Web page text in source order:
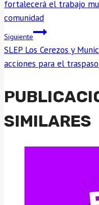
ENTRADAS
fortalecerá el trabajo
comunidad
Siguiente
SLEP Los Cerezos y
acciones para el
SIMILARES